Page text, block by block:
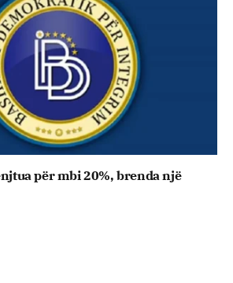
për mbi 20%, brenda një